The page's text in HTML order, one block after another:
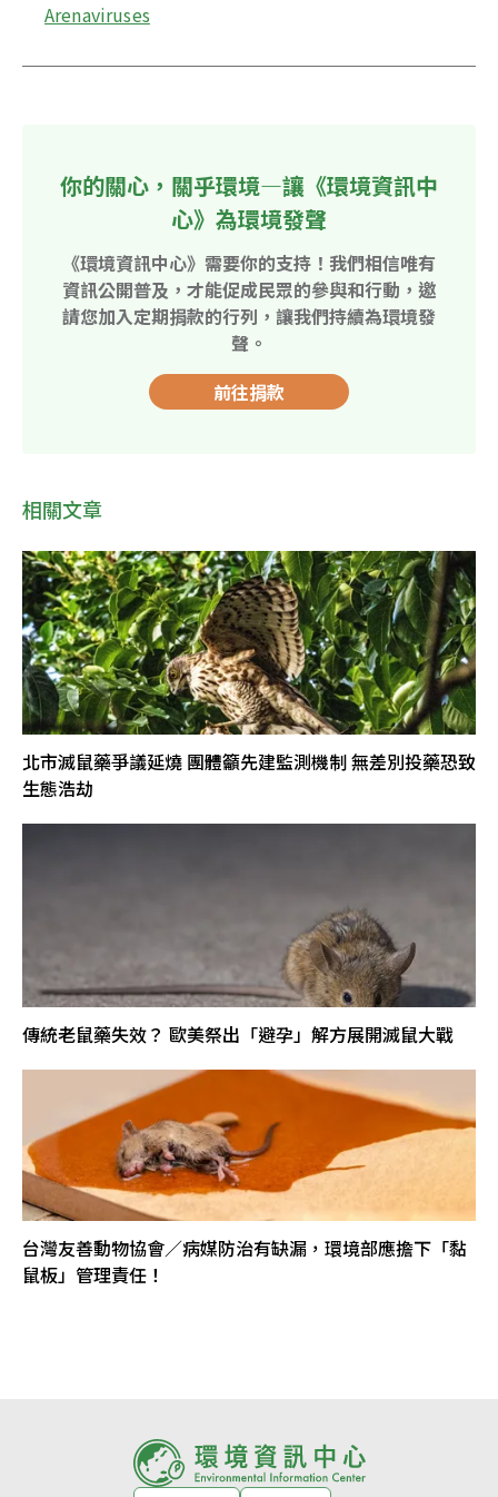
Arenaviruses
你的關心，關乎環境—讓《環境資訊中
心》為環境發聲
《環境資訊中心》需要你的支持！我們相信唯有
資訊公開普及，才能促成民眾的參與和行動，邀
請您加入定期捐款的行列，讓我們持續為環境發
聲。
前往捐款
相關文章
北市滅鼠藥爭議延燒 團體籲先建監測機制 無差別投藥恐致
生態浩劫
傳統老鼠藥失效？ 歐美祭出「避孕」解方展開滅鼠大戰
台灣友善動物協會／病媒防治有缺漏，環境部應擔下「黏
鼠板」管理責任！